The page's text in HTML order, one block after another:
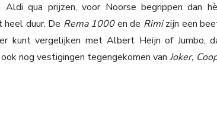
qua prijzen, voor Noorse begrippen dan
duur. De Rema 1000en de Rimizijn een
kunt vergelijken met Albert Heijn of Jumbo,
nog vestigingen tegengekomen van Joker,